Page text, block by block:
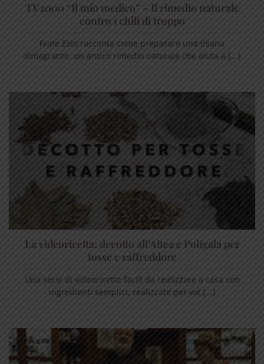
TV2000 “Il mio medico” – Il rimedio naturale
contro i chili di troppo
Frate Ezio racconta come preparare una tisana
dimagrante, un antico rimedio naturale che aiuta a [...]
La videoricetta: decotto all’Altea e Poligala per
tosse e raffreddore
Una serie di videoricette facili da realizzare a casa con
ingredienti semplici, realizzate per voi [...]